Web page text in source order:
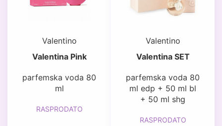
Valentino
Valentina Pink
parfemska voda 80
ml
RASPRODATO
Valentino
Valentina SET
parfemska voda 80
ml edp + 50 ml bl
+ 50 ml shg
RASPRODATO